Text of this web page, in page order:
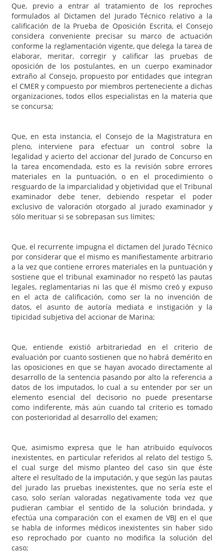
Que, previo a entrar al tratamiento de los reproches
formulados al Dictamen del Jurado Técnico relativo a la
calificación de la Prueba de Oposición Escrita, el Consejo
considera conveniente precisar su marco de actuación
conforme la reglamentación vigente, que delega la tarea de
elaborar, meritar, corregir y calificar las pruebas de
oposición de los postulantes, en un cuerpo examinador
extraño al Consejo, propuesto por entidades que integran
el CMER y compuesto por miembros perteneciente a dichas
organizaciones, todos ellos especialistas en la materia que
se concursa;
Que, en esta instancia, el Consejo de la Magistratura en
pleno, interviene para efectuar un control sobre la
legalidad y acierto del accionar del Jurado de Concurso en
la tarea encomendada, esto es la revisión sobre errores
materiales en la puntuación, o en el procedimiento o
resguardo de la imparcialidad y objetividad que el Tribunal
examinador debe tener, debiendo respetar el poder
exclusivo de valoración otorgado al jurado examinador y
sólo merituar si se sobrepasan sus límites;
Que, el recurrente impugna el dictamen del Jurado Técnico
por considerar que el mismo es manifiestamente arbitrario
a la vez que contiene errores materiales en la puntuación y
sostiene que el tribunal examinador no respetó las pautas
legales, reglamentarias ni las que él mismo creó y expuso
en el acta de calificación, como ser la no invención de
datos, el asunto de autoría mediata e instigación y la
tipicidad subjetiva del accionar de Marina;
Que, entiende existió arbitrariedad en el criterio de
evaluación por cuanto sostienen que no habrá demérito en
las oposiciones en que se hayan avocado directamente al
desarrollo de la sentencia pasando por alto la referencia a
datos de los imputados, lo cual a su entender por ser un
elemento esencial del decisorio no puede presentarse
como indiferente, más aún cuando tal criterio es tomado
con posterioridad al desarrollo del examen;
Que, asimismo expresa que le han atribuido equívocos
inexistentes, en particular referidos al relato del testigo 5,
el cual surge del mismo planteo del caso sin que éste
altere el resultado de la imputación, y que según las pautas
del jurado las pruebas inexistentes, que no sería este el
caso, solo serían valoradas negativamente toda vez que
pudieran cambiar el sentido de la solución brindada, y
efectúa una comparación con el examen de VBJ en el que
se habla de informes médicos inexistentes sin haber sido
eso reprochado por cuanto no modifica la solución del
caso;